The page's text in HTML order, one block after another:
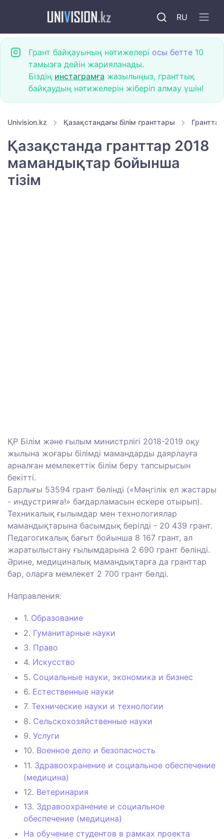
RU
Грант байқауының нәтижелері осы бетте 10
тамызға дейін жарияланады.
Біздің инстаграмға жазылыңыз, гранттық
байқаудың нәтижелерін жіберіп алмау үшін!
Univision.kz Қазақстандағы білім гранттары
Қазақстанда гранттар 2018
мамандықтар бойынша
тізім
ҚР Білім және ғылым министрлігі 2018-2019 оқу
жылына жоғары білімді мамандарды даярлауға
арналған мемлекеттік білім беру тапсырысын
бекітті.
Барлығы 53594 грант бөлінді («Мәңгілік ел жастары
- индустрияға!» бағдарламасын ескере отырып).
Техникалық ғылымдар мен технологиялар
мамандықтарына басымдық берілді - 20 439 грант.
Педагогикалық бағыт бойынша 8 167 грант, ал
жаратылыстану ғылымдарына 2 690 грант бөлінді.
Әрине, медициналық мамандықтарға да гранттар
бар, оларға мемлекет 2 700 грант бөлді.
Направления:
1. Образование
2. Гуманитарные науки
3. Право
4. Искусство
5. Социальные науки, экономика и бизнес
6. Естественные науки
7. Технические науки и технологии
8. Сельскохозяйственные науки
9. Услуги
10. Военное дело и безопасность
11. Здравоохранение и социальное обеспечение
(медицина)
12. Ветеринария
13. Здравоохранение и социальное
обеспечение (медицина)
На обучение студентов в рамках проекта